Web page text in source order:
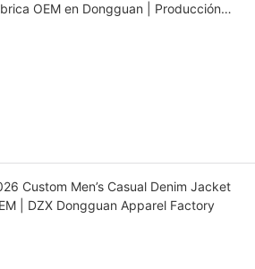
OEM en Dongguan | Producción
Custom Men’s Casual Denim Jacket
| DZX Dongguan Apparel Factory